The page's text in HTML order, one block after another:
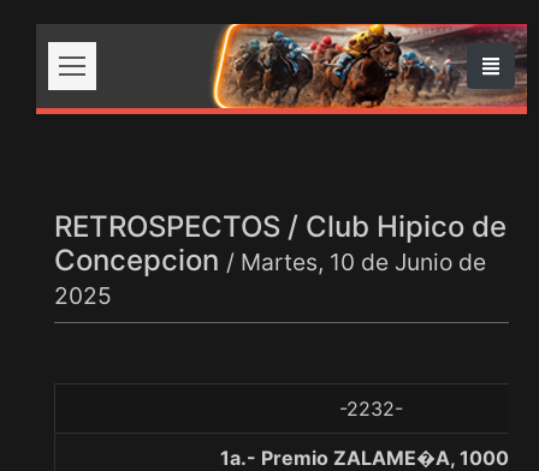
RETROSPECTOS / Club Hipico de
Concepcion / Martes, 10 de Junio de
2025
-2232-
1a.- Premio ZALAME�A, 1000